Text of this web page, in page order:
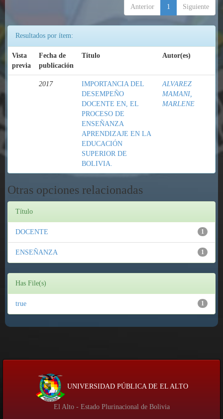
Anterior 1 Siguiente
Resultados por ítem:
Vista
previa
Fecha de
publicación
Título Autor(es)
2017
IMPORTANCIA DEL
DESEMPEÑO
DOCENTE EN, EL
PROCESO DE
ENSEÑANZA
APRENDIZAJE EN LA
EDUCACIÓN
SUPERIOR DE
BOLIVIA.
ALVAREZ
MAMANI,
MARLENE
Otras opciones relacionadas
Título
1
DOCENTE
1
ENSEÑANZA
Has File(s)
1
true
UNIVERSIDAD PÚBLICA DE EL ALTO
El Alto - Estado Plurinacional de Bolivia